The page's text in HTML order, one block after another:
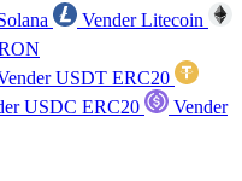
Vender Litecoin
USDT ERC20
USDC ERC20
Vender